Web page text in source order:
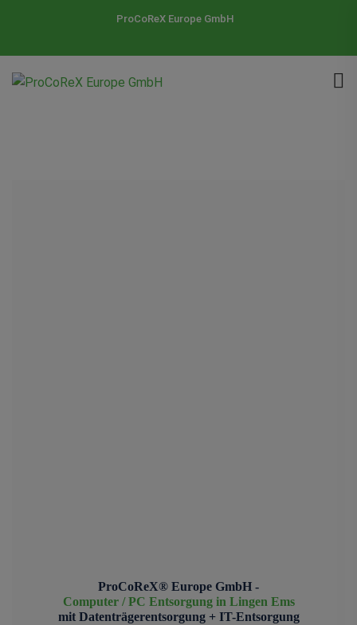
ProCoReX Europe GmbH
ProCoReX® Europe GmbH -
Computer / PC Entsorgung in Lingen Ems
mit Datenträgerentsorgung + IT-Entsorgung